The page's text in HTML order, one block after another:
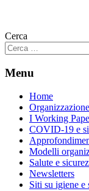
Cerca
Menu
Home
Organizzazione
I Working
COVID-19 e
Modelli
Salute e
Newsletters
Siti su igiene e